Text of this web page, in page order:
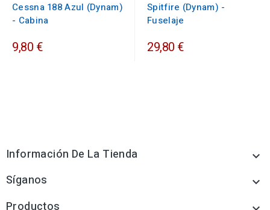
Cessna 188 Azul (Dynam)
- Cabina
9,80 €
Spitfire (Dynam) -
Fuselaje
29,80 €
Información De La Tienda 
Síganos 
Productos